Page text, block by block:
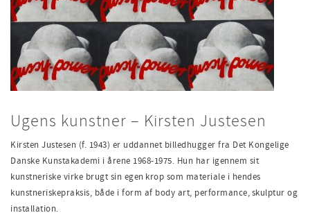
Ugens kunstner – Kirsten Justesen
Kirsten Justesen (f. 1943) er uddannet billedhugger fra Det Kongelige
Danske Kunstakademi i årene 1968-1975. Hun har igennem sit
kunstneriske virke brugt sin egen krop som materiale i hendes
kunstneriskepraksis, både i form af body art, performance, skulptur og
installation.